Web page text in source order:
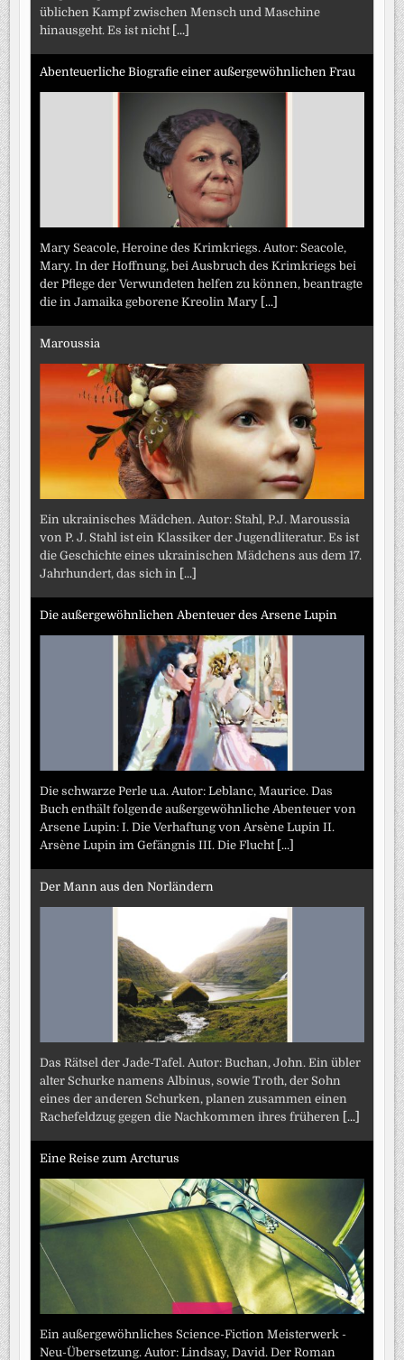
üblichen Kampf zwischen Mensch und Maschine
hinausgeht. Es ist nicht [...]
Abenteuerliche Biografie einer außergewöhnlichen Frau
Mary Seacole, Heroine des Krimkriegs. Autor: Seacole,
Mary. In der Hoffnung, bei Ausbruch des Krimkriegs bei
der Pflege der Verwundeten helfen zu können, beantragte
die in Jamaika geborene Kreolin Mary [...]
Maroussia
Ein ukrainisches Mädchen. Autor: Stahl, P.J. Maroussia
von P. J. Stahl ist ein Klassiker der Jugendliteratur. Es ist
die Geschichte eines ukrainischen Mädchens aus dem 17.
Jahrhundert, das sich in [...]
Die außergewöhnlichen Abenteuer des Arsene Lupin
Die schwarze Perle u.a. Autor: Leblanc, Maurice. Das
Buch enthält folgende außergewöhnliche Abenteuer von
Arsene Lupin: I. Die Verhaftung von Arsène Lupin II.
Arsène Lupin im Gefängnis III. Die Flucht [...]
Der Mann aus den Norländern
Das Rätsel der Jade-Tafel. Autor: Buchan, John. Ein übler
alter Schurke namens Albinus, sowie Troth, der Sohn
eines der anderen Schurken, planen zusammen einen
Rachefeldzug gegen die Nachkommen ihres früheren [...]
Eine Reise zum Arcturus
Ein außergewöhnliches Science-Fiction Meisterwerk -
Neu-Übersetzung. Autor: Lindsay, David. Der Roman